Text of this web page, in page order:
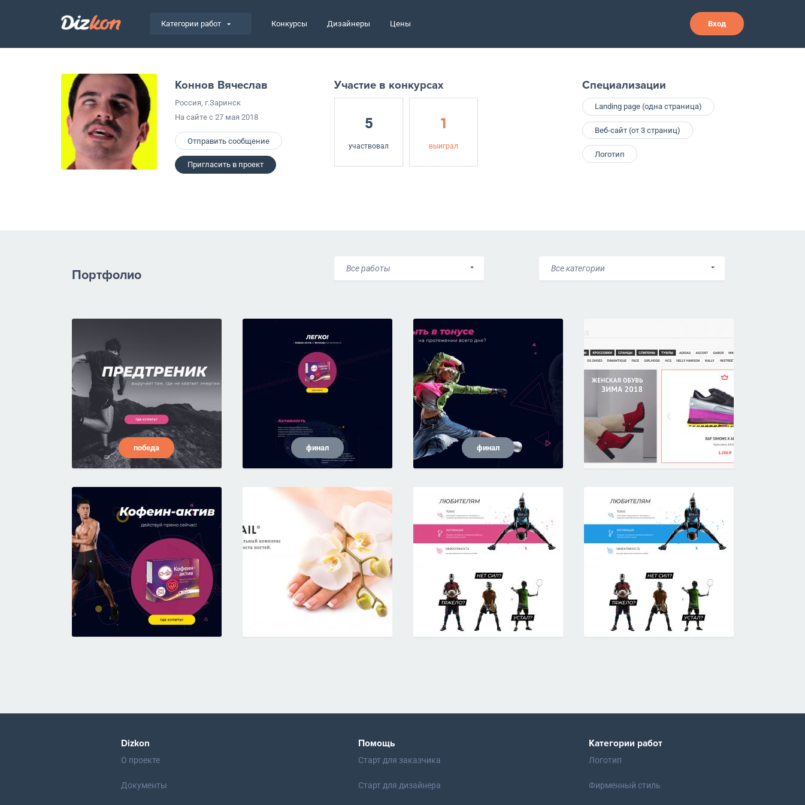
Категории работ Конкурсы Дизайнеры Цены Вход
Коннов Вячеслав
Россия, г.Заринск
На сайте с 27 мая 2018
Отправить сообщение
Пригласить в проект
Участие в конкурсах
5
участвовал
1
выиграл
Специализации
Landing page (одна страница)
Веб-сайт (от 3 страниц)
Логотип
Портфолио Все работы Все категории
победа финал финал
Dizkon
О проекте
Документы
Помощь
Старт для заказчика
Старт для дизайнера
Категории работ
Логотип
Фирменный стиль